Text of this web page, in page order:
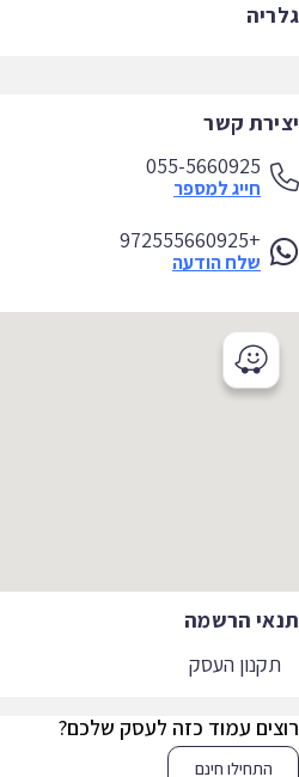
קשר
055-5660925
חייג למספר
+972555660925
שלח הודעה
הרשמה
תקנון העסק
עמוד כזה לעסק שלכם?
התחילו חינם